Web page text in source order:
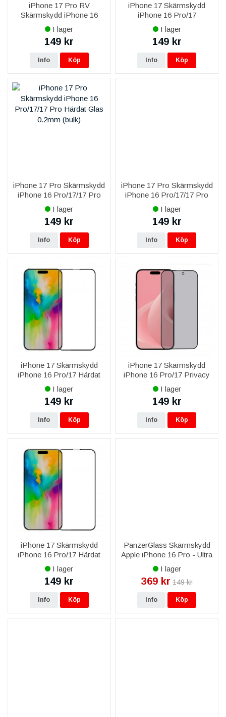
iPhone 17 Pro RV
Skärmskydd iPhone 16
Pro/17/17 Pro Härdat Glas
I lager
149 kr
Info Köp
iPhone 17 Skärmskydd
iPhone 16 Pro/17
Heltäckande Privacy Härdat
Glas
I lager
149 kr
Info Köp
iPhone 17 Pro Skärmskydd
iPhone 16 Pro/17/17 Pro
Härdat Glas 0.2mm (bulk)
I lager
149 kr
Info Köp
iPhone 17 Pro Skärmskydd
iPhone 16 Pro/17/17 Pro
Härdat Glas 0.2mm
I lager
149 kr
Info Köp
iPhone 17 Skärmskydd
iPhone 16 Pro/17 Härdat
Glas - Svart
I lager
149 kr
Info Köp
iPhone 17 Skärmskydd
iPhone 16 Pro/17 Privacy
Härdat Glas - Svart (miljö)
I lager
149 kr
Info Köp
iPhone 17 Skärmskydd
iPhone 16 Pro/17 Härdat
Glas - Svart (miljö)
I lager
149 kr
Info Köp
PanzerGlass Skärmskydd
Apple iPhone 16 Pro - Ultra
Wide Passform
I lager
369 kr 149 kr
Info Köp